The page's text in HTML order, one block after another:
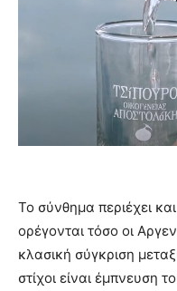
Το σύνθημα περιέχει
ορέγονται τόσο οι
κλασική σύγκριση
στίχοι είναι έμπνευση